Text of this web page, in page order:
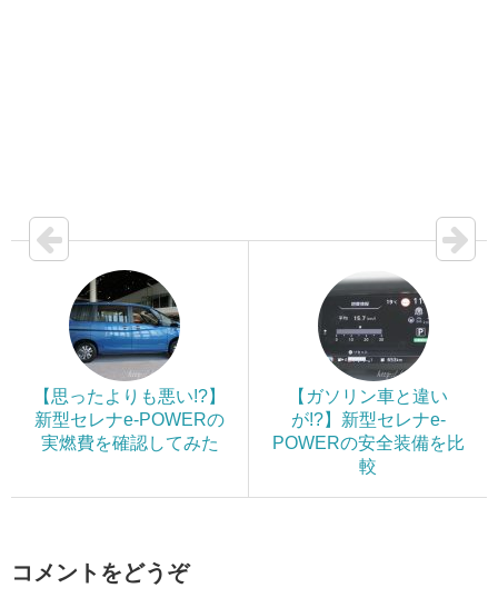
【思ったよりも悪い!?】
新型セレナe-POWERの
実燃費を確認してみた
【ガソリン車と違い
が!?】新型セレナe-
POWERの安全装備を比
較
コメントをどうぞ